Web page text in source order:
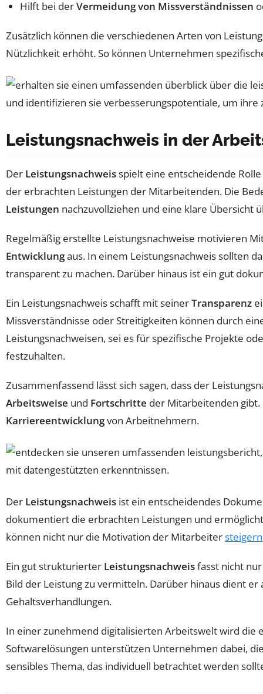
Hilft bei derVermeidung von Missverständnissen
Zusätzlich können die verschiedenen Arten von
Nützlichkeit erhöht. So können Unternehmen
Leistungsnachweis in der
Der Leistungsnachweisspielt eine entscheidende
der erbrachten Leistungen der Mitarbeitenden. Die
Leistungen nachzuvollziehen und eine klare Übersicht
Regelmäßig erstellte Leistungsnachweise motivieren
Entwicklungaus. In einem Leistungsnachweis sollten
transparent zu machen. Darüber hinaus ist ein gut
Ein Leistungsnachweis schafft mit seinerTransparenz
Missverständnisse oder Streitigkeiten können durch
Leistungsnachweisen, sei es für spezifische Projekte
festzuhalten.
Zusammenfassend lässt sich sagen, dass der
Arbeitsweise und Fortschritte der Mitarbeitenden
Karriereentwicklungvon Arbeitnehmern.
Der Leistungsnachweis ist ein entscheidendes
dokumentiert die erbrachten Leistungen und
können nicht nur die Motivation der Mitarbeitersteigern
Ein gut strukturierter Leistungsnachweisfasst nicht
Bild der Leistung zu vermitteln. Darüber hinaus dient
Gehaltsverhandlungen.
In einer zunehmend digitalisierten Arbeitswelt wird die
Softwarelösungen unterstützen Unternehmen dabei,
sensibles Thema, das individuell betrachtet werden